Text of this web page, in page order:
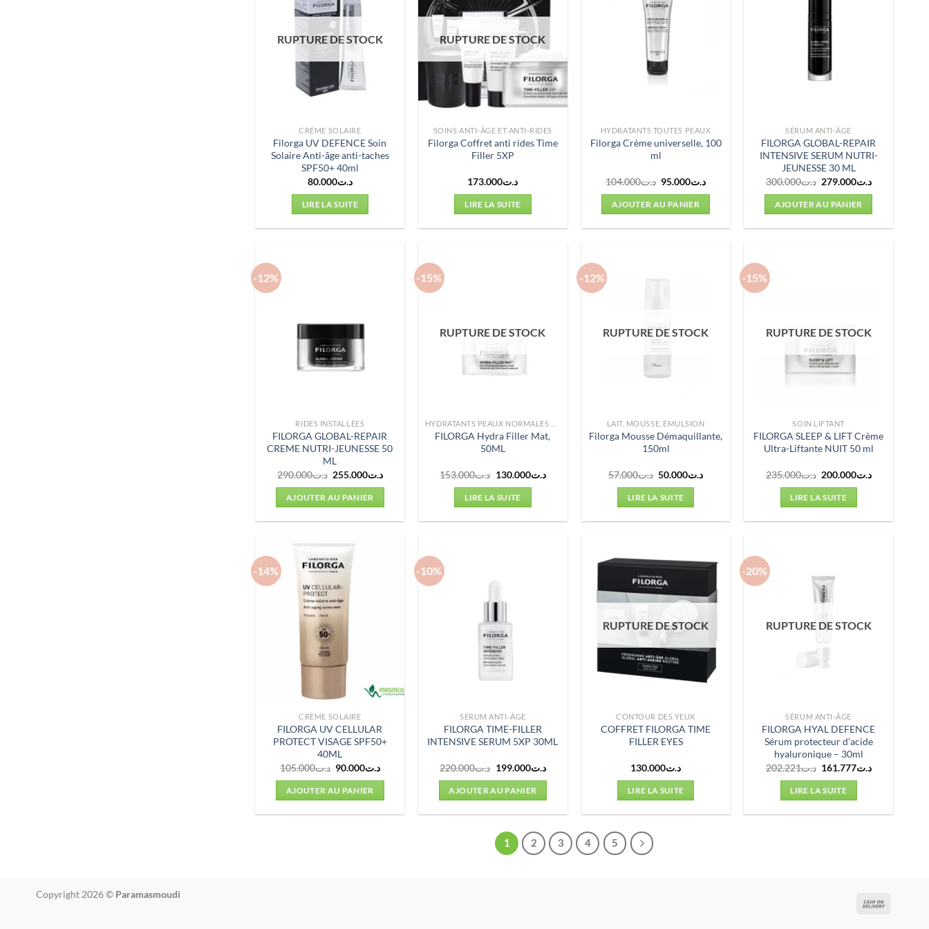
RUPTURE DE STOCK
CRÈME SOLAIRE
Filorga UV DEFENCE Soin
Solaire Anti-âge anti-taches
SPF50+ 40ml
د.ت80.000
LIRE LA SUITE
RUPTURE DE STOCK
SOINS ANTI-ÂGE ET ANTI-RIDES
Filorga Coffret anti rides Time
Filler 5XP
د.ت173.000
LIRE LA SUITE
HYDRATANTS TOUTES PEAUX
Filorga Crème universelle, 100
ml
د.ت104.000
Le
initial
était :
د.ت95.000
Le
AJOUTER AU PANIER
SÉRUM ANTI-ÂGE
FILORGA GLOBAL-REPAIR
INTENSIVE SERUM NUTRI-
JEUNESSE 30 ML
د.ت300.000
Le
initial
était :
د.ت279.000
Le
AJOUTER AU PANIER
-12%
RIDES INSTALLÉES
FILORGA GLOBAL-REPAIR
CREME NUTRI-JEUNESSE 50
ML
د.ت290.000
Le
initial
était :
د.ت255.000
Le
AJOUTER AU PANIER
-15%
RUPTURE DE STOCK
FILORGA Hydra Filler Mat,
50ML
د.ت153.000
Le
initial
était :
د.ت130.000
Le
LIRE LA SUITE
-12%
RUPTURE DE STOCK
LAIT, MOUSSE, ÉMULSION
Filorga Mousse Démaquillante,
150ml
د.ت57.000
Le
initial
était :
د.ت50.000
Le
LIRE LA SUITE
-15%
RUPTURE DE STOCK
SOIN LIFTANT
FILORGA SLEEP & LIFT Crème
Ultra-Liftante NUIT 50 ml
د.ت235.000
Le
initial
était :
د.ت200.000
Le
LIRE LA SUITE
-14%
CRÈME SOLAIRE
FILORGA UV CELLULAR
PROTECT VISAGE SPF50+
40ML
د.ت105.000
Le
initial
était :
د.ت90.000
Le
AJOUTER AU PANIER
-10%
SÉRUM ANTI-ÂGE
FILORGA TIME-FILLER
INTENSIVE SERUM 5XP 30ML
د.ت220.000
Le
initial
était :
د.ت199.000
Le
AJOUTER AU PANIER
RUPTURE DE STOCK
CONTOUR DES YEUX
COFFRET FILORGA TIME
FILLER EYES
د.ت130.000
LIRE LA SUITE
-20%
RUPTURE DE STOCK
SÉRUM ANTI-ÂGE
FILORGA HYAL DEFENCE
Sérum protecteur d’acide
hyaluronique – 30ml
د.ت202.221
Le
initial
était :
د.ت161.777
Le
LIRE LA SUITE
1 2 3 4 5
Copyright 2026 © Paramasmoudi